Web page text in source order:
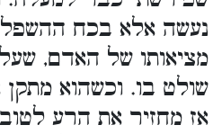
נעשה אלא בכח
מציאותו של האדם,
שולט בו. וכשהוא
אז מחזיר את הרע